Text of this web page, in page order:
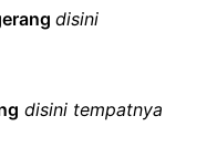
disini
disini tempatnya